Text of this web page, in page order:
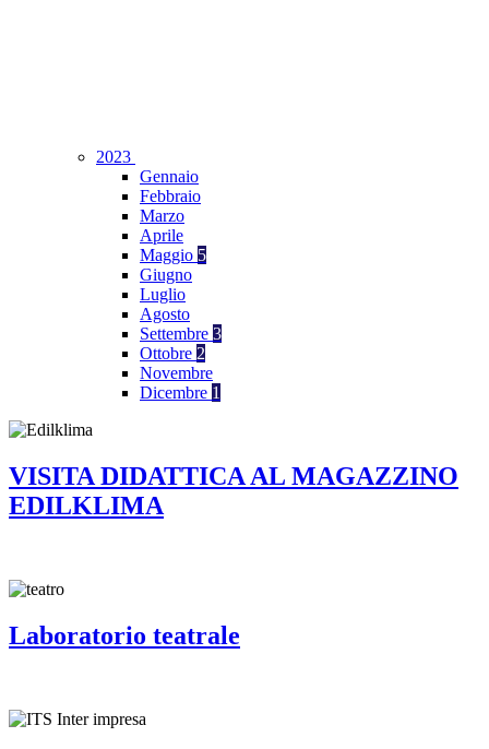
2023
Gennaio
Febbraio
Marzo
Aprile
Maggio 5
Giugno
Luglio
Agosto
Settembre 3
Ottobre 2
Novembre
Dicembre 1
VISITA DIDATTICA AL MAGAZZINO
EDILKLIMA
Laboratorio teatrale